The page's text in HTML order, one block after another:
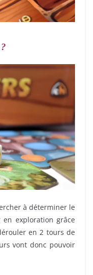
à déterminer le
exploration grâce
en 2 tours de
vont donc pouvoir